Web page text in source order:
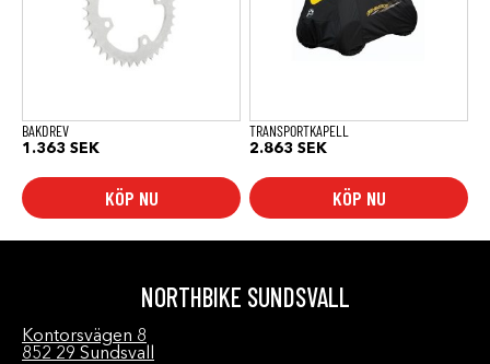
BAKDREV
1.363 SEK
KÖP NU
TRANSPORTKAPELL
2.863 SEK
KÖP NU
NORTHBIKE SUNDSVALL
Kontorsvägen 8
852 29 Sundsvall